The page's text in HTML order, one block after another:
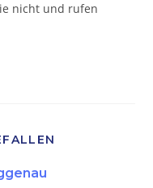
nicht und rufen